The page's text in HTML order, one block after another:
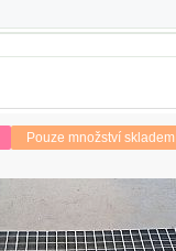
Pouze množství skladem